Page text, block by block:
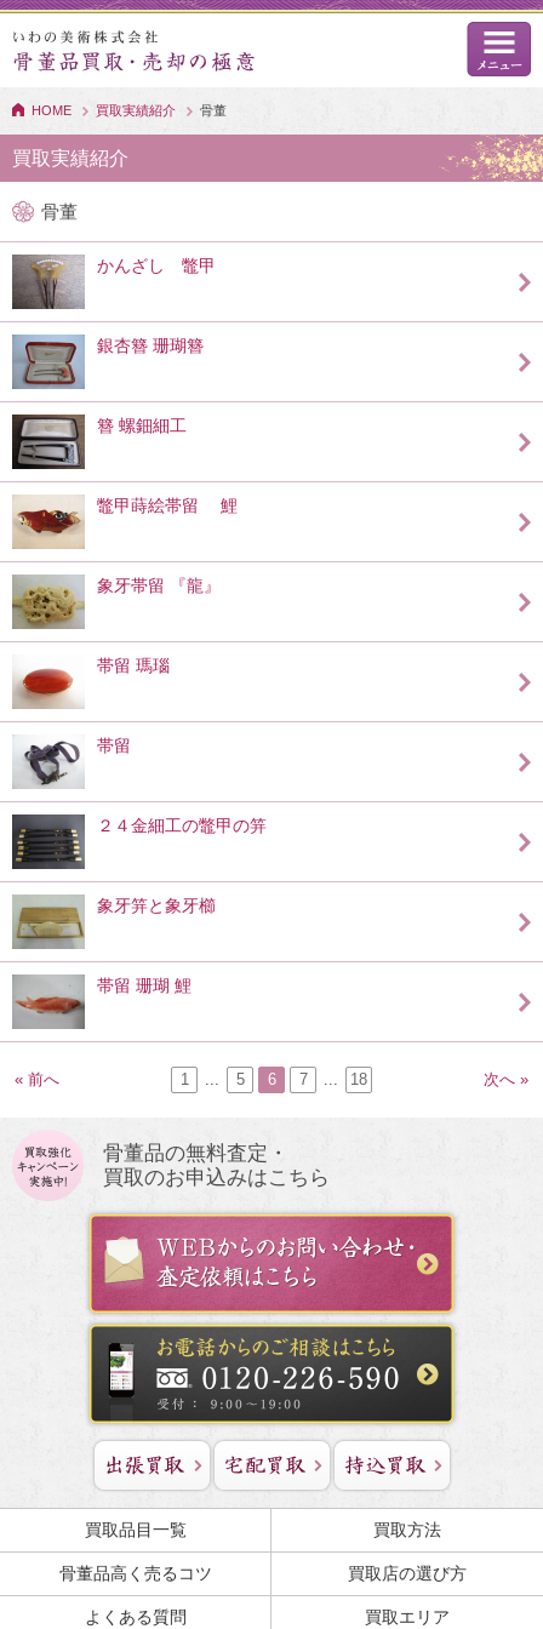
HOME 買取実績紹介 骨董
買取実績紹介
骨董
かんざし 鼈甲
銀杏簪 珊瑚簪
簪 螺鈿細工
鼈甲蒔絵帯留 鯉
象牙帯留 『龍』
帯留 瑪瑙
帯留
２４金細工の鼈甲の笄
象牙笄と象牙櫛
帯留 珊瑚 鯉
« 前へ 1 ... 5 6 7 ... 18 次へ »
骨董品の無料査定・
買取のお申込みはこちら
買取品目一覧 買取方法
骨董品高く売るコツ 買取店の選び方
よくある質問 買取エリア